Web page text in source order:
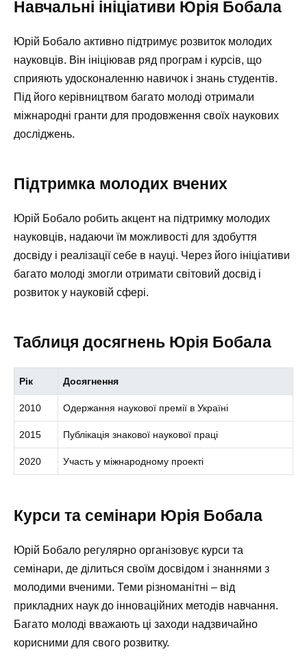
Навчальні ініціативи Юрія Бобала
Юрій Бобало активно підтримує розвиток молодих
науковців. Він ініціював ряд програм і курсів, що
сприяють удосконаленню навичок і знань студентів.
Під його керівництвом багато молоді отримали
міжнародні гранти для продовження своїх наукових
досліджень.
Підтримка молодих вчених
Юрій Бобало робить акцент на підтримку молодих
науковців, надаючи їм можливості для здобуття
досвіду і реалізації себе в науці. Через його ініціативи
багато молоді змогли отримати світовий досвід і
розвиток у науковій сфері.
Таблиця досягнень Юрія Бобала
Рік Досягнення
2010 Одержання наукової премії в Україні
2015 Публікація знакової наукової праці
2020 Участь у міжнародному проекті
Курси та семінари Юрія Бобала
Юрій Бобало регулярно організовує курси та
семінари, де ділиться своїм досвідом і знаннями з
молодими вченими. Теми різноманітні – від
прикладних наук до інноваційних методів навчання.
Багато молоді вважають ці заходи надзвичайно
корисними для свого розвитку.